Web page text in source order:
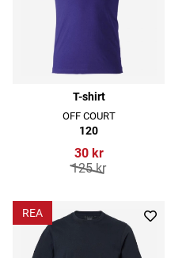
T-shirt
OFF COURT
120
30 kr
125 kr
REA